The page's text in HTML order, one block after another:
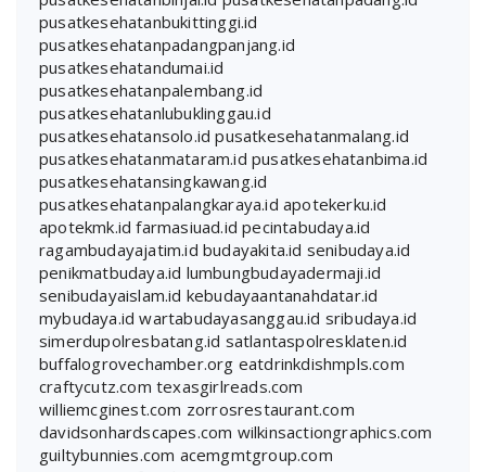
pusatkesehatanbukittinggi.id
pusatkesehatanpadangpanjang.id
pusatkesehatandumai.id
pusatkesehatanpalembang.id
pusatkesehatanlubuklinggau.id
pusatkesehatansolo.id pusatkesehatanmalang.id
pusatkesehatanmataram.id pusatkesehatanbima.id
pusatkesehatansingkawang.id
pusatkesehatanpalangkaraya.id apotekerku.id
apotekmk.id farmasiuad.id pecintabudaya.id
ragambudayajatim.id budayakita.id senibudaya.id
penikmatbudaya.id lumbungbudayadermaji.id
senibudayaislam.id kebudayaantanahdatar.id
mybudaya.id wartabudayasanggau.id sribudaya.id
simerdupolresbatang.id satlantaspolresklaten.id
buffalogrovechamber.org eatdrinkdishmpls.com
craftycutz.com texasgirlreads.com
williemcginest.com zorrosrestaurant.com
davidsonhardscapes.com wilkinsactiongraphics.com
guiltybunnies.com acemgmtgroup.com